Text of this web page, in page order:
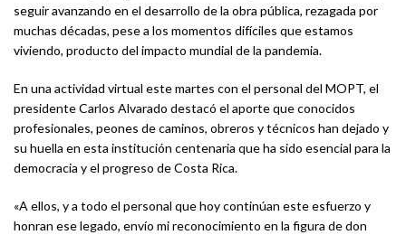
seguir avanzando en el desarrollo de la obra pública, rezagada por
muchas décadas, pese a los momentos difíciles que estamos
viviendo, producto del impacto mundial de la pandemia.
En una actividad virtual este martes con el personal del MOPT, el
presidente Carlos Alvarado destacó el aporte que conocidos
profesionales, peones de caminos, obreros y técnicos han dejado y
su huella en esta institución centenaria que ha sido esencial para la
democracia y el progreso de Costa Rica.
«A ellos, y a todo el personal que hoy continúan este esfuerzo y
honran ese legado, envío mi reconocimiento en la figura de don